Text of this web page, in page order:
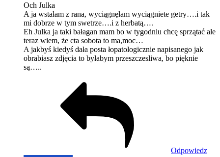
Och Julka
A ja wstałam z rana, wyciągnęłam wyciągniete getry….i tak
mi dobrze w tym swetrze….i z herbatą….
Eh Julka ja taki bałagan mam bo w tygodniu chcę sprzątać ale
teraz wiem, że cta sobota to ma,moc…
A jakbyś kiedyś dała posta łopatologicznie napisanego jak
obrabiasz zdjęcia to byłabym przeszczesliwa, bo pięknie
są…..
Odpowiedz